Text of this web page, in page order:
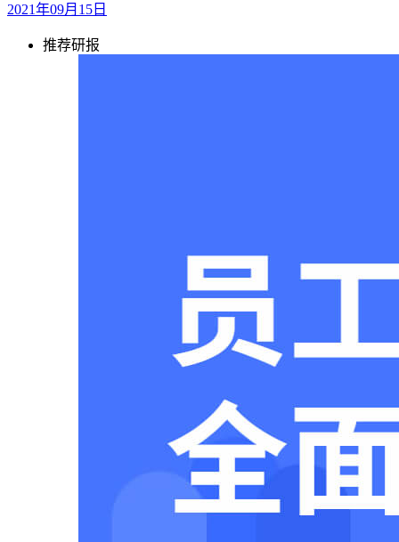
2021年09月15日
推荐研报